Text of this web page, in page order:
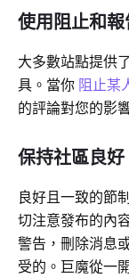
使用阻止和
大多數站點提供
具。當你 阻止某
的評論對您的影
保持社區良好
良好且一致的節
切注意發布的內
警告，刪除消息
受的。巨魔從一